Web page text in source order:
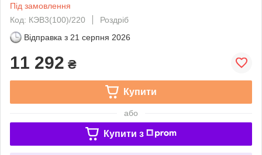
Під замовлення
Код: КЭВ3(100)/220
Роздріб
Відправка з 21 серпня 2026
11 292 ₴
Купити
або
Купити з